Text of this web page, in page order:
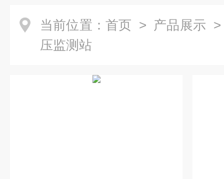
当前位置： 首页 > 产品展示
压监测站